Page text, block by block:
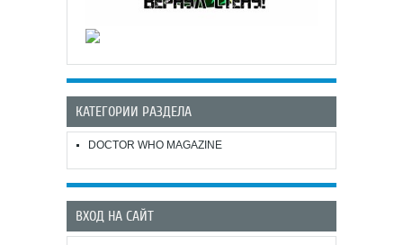
КАТЕГОРИИ РАЗДЕЛА
DOCTOR WHO MAGAZINE
ВХОД НА САЙТ